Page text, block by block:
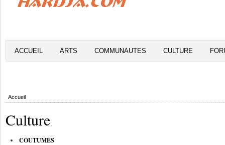
ACCUEIL ARTS COMMUNAUTES CULTURE
Accueil
Culture
COUTUMES